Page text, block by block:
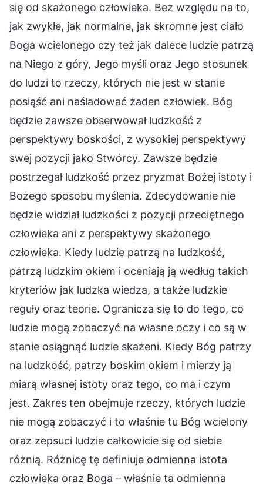
się od skażonego człowieka. Bez względu na to,
jak zwykłe, jak normalne, jak skromne jest ciało
Boga wcielonego czy też jak dalece ludzie patrzą
na Niego z góry, Jego myśli oraz Jego stosunek
do ludzi to rzeczy, których nie jest w stanie
posiąść ani naśladować żaden człowiek. Bóg
będzie zawsze obserwował ludzkość z
perspektywy boskości, z wysokiej perspektywy
swej pozycji jako Stwórcy. Zawsze będzie
postrzegał ludzkość przez pryzmat Bożej istoty i
Bożego sposobu myślenia. Zdecydowanie nie
będzie widział ludzkości z pozycji przeciętnego
człowieka ani z perspektywy skażonego
człowieka. Kiedy ludzie patrzą na ludzkość,
patrzą ludzkim okiem i oceniają ją według takich
kryteriów jak ludzka wiedza, a także ludzkie
reguły oraz teorie. Ogranicza się to do tego, co
ludzie mogą zobaczyć na własne oczy i co są w
stanie osiągnąć ludzie skażeni. Kiedy Bóg patrzy
na ludzkość, patrzy boskim okiem i mierzy ją
miarą własnej istoty oraz tego, co ma i czym
jest. Zakres ten obejmuje rzeczy, których ludzie
nie mogą zobaczyć i to właśnie tu Bóg wcielony
oraz zepsuci ludzie całkowicie się od siebie
różnią. Różnicę tę definiuje odmienna istota
człowieka oraz Boga – właśnie ta odmienna